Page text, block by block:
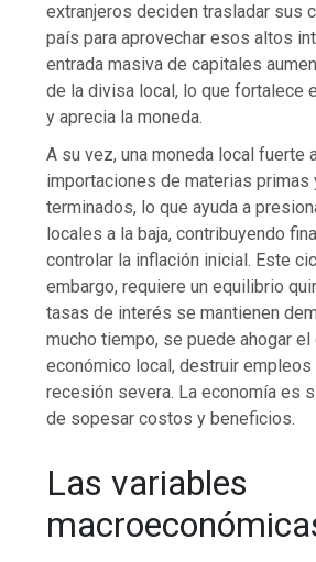
extranjeros deciden trasladar sus
país para aprovechar esos altos
entrada masiva de capitales
de la divisa local, lo que fortalece
y aprecia la moneda.
A su vez, una moneda local fuerte
importaciones de materias primas
terminados, lo que ayuda a
locales a la baja, contribuyendo
controlar la inflación inicial. Este
embargo, requiere un equilibrio
tasas de interés se mantienen
mucho tiempo, se puede ahogar
económico local, destruir empleos
recesión severa. La economía es
de sopesar costos y beneficios.
Las variables